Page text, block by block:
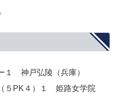
１ 神戸弘陵（兵庫）
５PK４）１ 姫路女学院